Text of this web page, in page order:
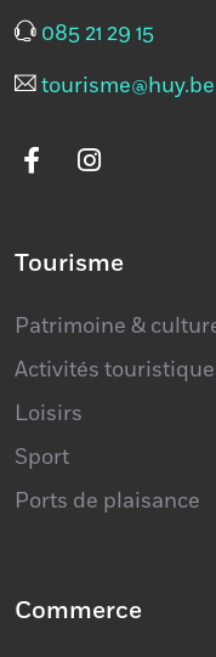
085 21 29 15
tourisme@huy.be
Tourisme
Patrimoine &
Activités
Loisirs
Sport
Ports de plaisance
Commerce